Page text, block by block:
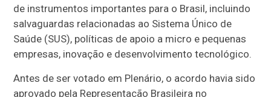
de instrumentos importantes para o Brasil, incluindo
salvaguardas relacionadas ao Sistema Único de
Saúde (SUS), políticas de apoio a micro e pequenas
empresas, inovação e desenvolvimento tecnológico.
Antes de ser votado em Plenário, o acordo havia sido
aprovado pela Representação Brasileira no